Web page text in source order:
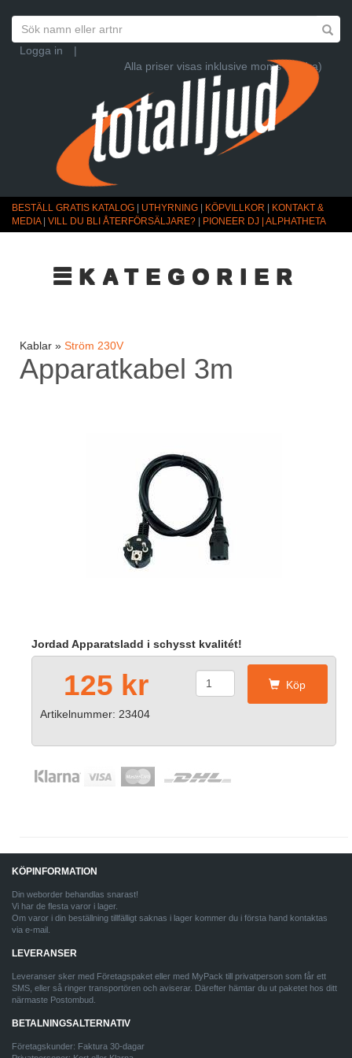
Logga in
|
Alla priser visas inklusive moms (Ändra)
BESTÄLL GRATIS KATALOG UTHYRNING KÖPVILLKOR
KONTAKT &
MEDIA| VILL DU BLI ÅTERFÖRSÄLJARE? PIONEER DJ | ALPHATHETA
☰KATEGORIER
Kablar » Ström 230V
Apparatkabel 3m
Jordad Apparatsladd i schysst kvalitét!
125 kr Köp
Artikelnummer: 23404
KÖPINFORMATION
Din weborder behandlas snarast!
Vi har de flesta varor i lager.
Om varor i din beställning tillfälligt saknas i lager kommer du i första hand kontaktas
via e-mail.
LEVERANSER
Leveranser sker med Företagspaket eller med MyPack till privatperson som får ett
SMS, eller så ringer transportören och aviserar. Därefter hämtar du ut paketet hos ditt
närmaste Postombud.
BETALNINGSALTERNATIV
Företagskunder: Faktura 30-dagar